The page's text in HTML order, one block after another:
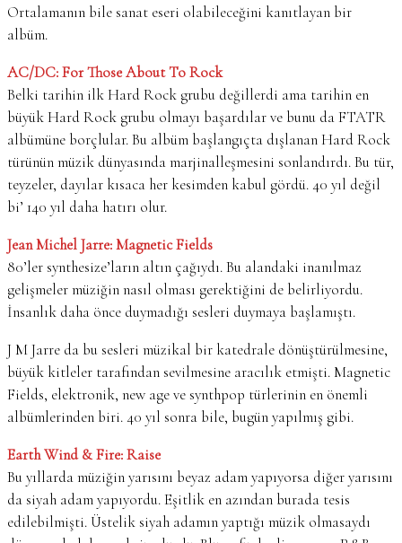
Ortalamanın bile sanat eseri olabileceğini kanıtlayan bir
albüm.
AC/DC: For Those About To Rock
Belki tarihin ilk Hard Rock grubu değillerdi ama tarihin en
büyük Hard Rock grubu olmayı başardılar ve bunu da FTATR
albümüne borçlular. Bu albüm başlangıçta dışlanan Hard Rock
türünün müzik dünyasında marjinalleşmesini sonlandırdı. Bu tür,
teyzeler, dayılar kısaca her kesimden kabul gördü. 40 yıl değil
bi’ 140 yıl daha hatırı olur.
Jean Michel Jarre: Magnetic Fields
80’ler synthesize’ların altın çağıydı. Bu alandaki inanılmaz
gelişmeler müziğin nasıl olması gerektiğini de belirliyordu.
İnsanlık daha önce duymadığı sesleri duymaya başlamıştı.
J M Jarre da bu sesleri müzikal bir katedrale dönüştürülmesine,
büyük kitleler tarafından sevilmesine aracılık etmişti. Magnetic
Fields, elektronik, new age ve synthpop türlerinin en önemli
albümlerinden biri. 40 yıl sonra bile, bugün yapılmış gibi.
Earth Wind & Fire: Raise
Bu yıllarda müziğin yarısını beyaz adam yapıyorsa diğer yarısını
da siyah adam yapıyordu. Eşitlik en azından burada tesis
edilebilmişti. Üstelik siyah adamın yaptığı müzik olmasaydı